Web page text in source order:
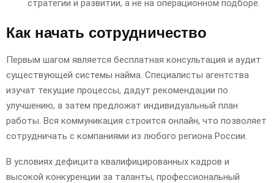
стратегии и развитии, а не на операционном подборе.
Как начать сотрудничество
Первым шагом является бесплатная консультация и аудит
существующей системы найма. Специалисты агентства
изучат текущие процессы, дадут рекомендации по
улучшению, а затем предложат индивидуальный план
работы. Вся коммуникация строится онлайн, что позволяет
сотрудничать с компаниями из любого региона России.
В условиях дефицита квалифицированных кадров и
высокой конкуренции за таланты, профессиональный